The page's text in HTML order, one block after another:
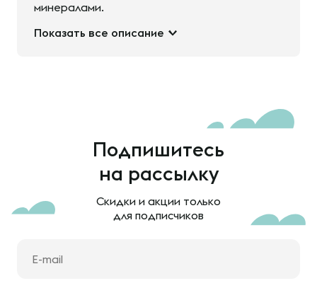
минералами.
Показать все описание
Подпишитесь
на рассылку
Скидки и акции только
для подписчиков